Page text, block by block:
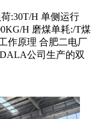
:30T/H 单侧运行
H 磨煤单耗:/T煤
作原理 合肥二电厂
公司生产的双